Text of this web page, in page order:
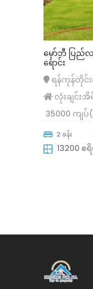
မှော်ဘီ ပြည်လ
ရောင်း
ရန်ကုန်တိုင်
လုံးချင်းအိ
35000 ကျပ်
2 ခန်း
13200 ဧ
ရေပန်းအစားဆုံး ရောင်းရန်
မြောက်ဒဂုံ (၅၀ ရပ်ကွက်
ရန်ကုန်တိုင်းဒေသကြီး, ဒဂုံ